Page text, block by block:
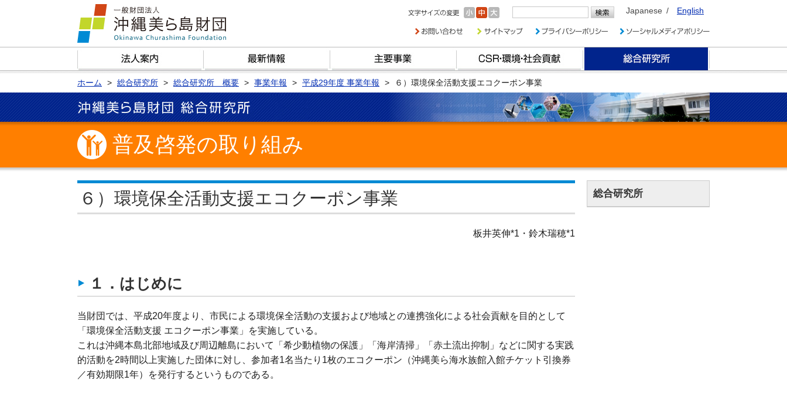
Japanese English
ホーム 総合研究所 総合研究所 概要 事業年報 平成29年度 事業年報 ６）環境保全活動支援エコクーポン事業
普及啓発の取り組み
６）環境保全活動支援エコクーポン事業
板井英伸*1・鈴木瑞穂*1
１．はじめに
当財団では、平成20年度より、市民による環境保全活動の支援および地域との連携強化による社会貢献を目的として
「環境保全活動支援 エコクーポン事業」を実施している。
これは沖縄本島北部地域及び周辺離島において「希少動植物の保護」「海岸清掃」「赤土流出抑制」などに関する実践
的活動を2時間以上実施した団体に対し、参加者1名当たり1枚のエコクーポン（沖縄美ら海水族館入館チケット引換券
／有効期限1年）を発行するというものである。
総合研究所